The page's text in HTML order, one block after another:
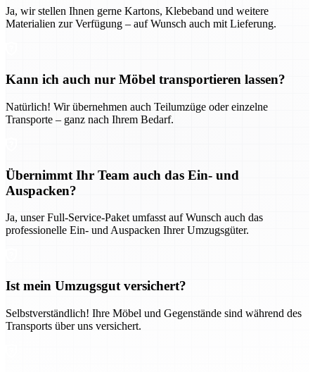
Ja, wir stellen Ihnen gerne Kartons, Klebeband und weitere
Materialien zur Verfügung – auf Wunsch auch mit Lieferung.
Kann ich auch nur Möbel transportieren lassen?
Natürlich! Wir übernehmen auch Teilumzüge oder einzelne
Transporte – ganz nach Ihrem Bedarf.
Übernimmt Ihr Team auch das Ein- und
Auspacken?
Ja, unser Full-Service-Paket umfasst auf Wunsch auch das
professionelle Ein- und Auspacken Ihrer Umzugsgüter.
Ist mein Umzugsgut versichert?
Selbstverständlich! Ihre Möbel und Gegenstände sind während des
Transports über uns versichert.